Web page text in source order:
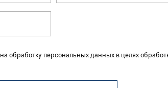
на обработку персональных данных в целях